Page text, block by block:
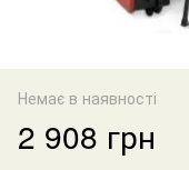
Немає в наявності
2 908 грн